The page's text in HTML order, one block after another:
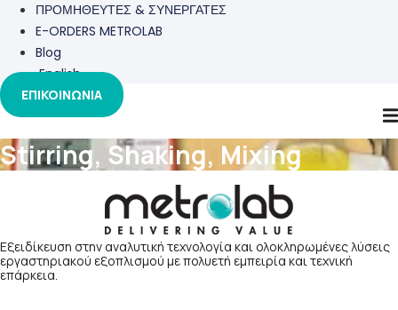
ΠΡΟΜΗΘΕΥΤΕΣ & ΣΥΝΕΡΓΑΤΕΣ
E-ORDERS METROLAB
Blog
English
ΕΠΙΚΟΙΝΩΝΙΑ
Stirring, Shaking, Mixing
Εξειδίκευση στην αναλυτική τεχνολογία και ολοκληρωμένες λύσεις
εργαστηριακού εξοπλισμού με πολυετή εμπειρία και τεχνική
επάρκεια.